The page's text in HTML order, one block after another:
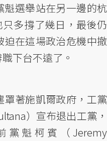
選舉站在另一邊的杭
多撐了幾日，最後仍
在這場政治危機中撤
下台不遠了。
著施凱爾政府，工黨
）宣布退出工黨，
黨魁柯賓（Jeremy